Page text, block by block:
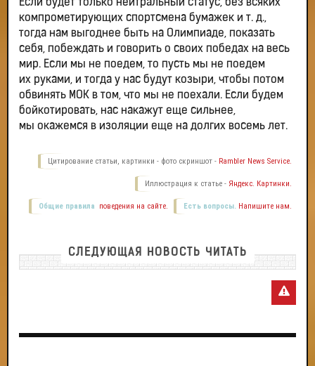
Если будет только нейтральный статус, без всяких
компрометирующих спортсмена бумажек и т. д.,
тогда нам выгоднее быть на Олимпиаде, показать
себя, побеждать и говорить о своих победах на весь
мир. Если мы не поедем, то пусть мы не поедем
их руками, и тогда у нас будут козыри, чтобы потом
обвинять МОК в том, что мы не поехали. Если будем
бойкотировать, нас накажут еще сильнее,
мы окажемся в изоляции еще на долгих восемь лет.
Цитирование статьи, картинки - фото скриншот - Rambler News Service.
Иллюстрация к статье - Яндекс. Картинки.
Есть вопросы. Напишите нам.
Общие правила поведения на сайте.
СЛЕДУЮЩАЯ НОВОСТЬ ЧИТАТЬ